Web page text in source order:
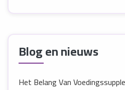
Blog en nieuws
Het Belang Van